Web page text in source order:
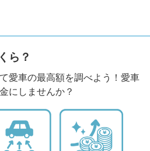
ら？
愛車の最高額を調べよう！愛車
にしませんか？